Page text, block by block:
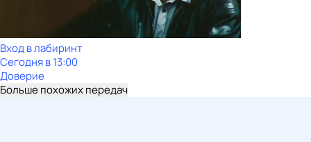
Вход в лабиринт
Сегодня в 13:00
Доверие
Больше похожих передач